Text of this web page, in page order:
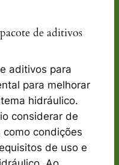
de aditivos
aditivos para
para melhorar
hidráulico.
considerar de
condições
de uso e